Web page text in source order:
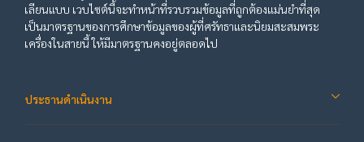
เลียนแบบ เวบไซต์นี้จะทำหน้าที่รวบรวมข้อมูลที่ถูกต้องแม่นยำที่สุด
เป็นมาตรฐานของการศึกษาข้อมูลของผู้ที่ศรัทธาและนิยมสะสมพระ
เครื่องในสายนี้ ให้มีมาตรฐานคงอยู่ตลอดไป
ประธานดำเนินงาน